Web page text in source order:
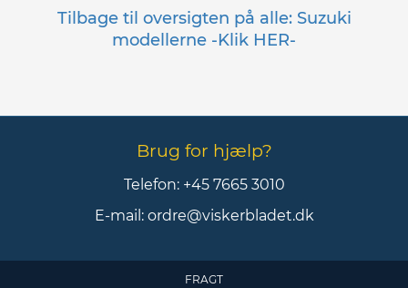
Tilbage til oversigten på alle: Suzuki
modellerne -Klik HER-
Brug for hjælp?
Telefon: +45 7665 3010
E-mail: ordre@viskerbladet.dk
FRAGT